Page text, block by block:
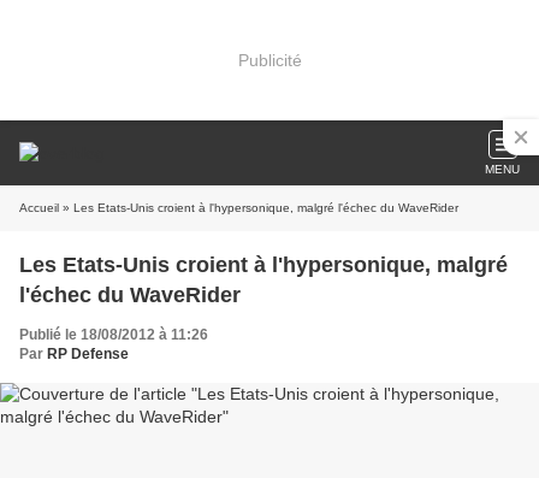
Publicité
MENU
Accueil » Les Etats-Unis croient à l'hypersonique, malgré l'échec du WaveRider
Les Etats-Unis croient à l'hypersonique, malgré
l'échec du WaveRider
Publié le 18/08/2012 à 11:26
Par RP Defense